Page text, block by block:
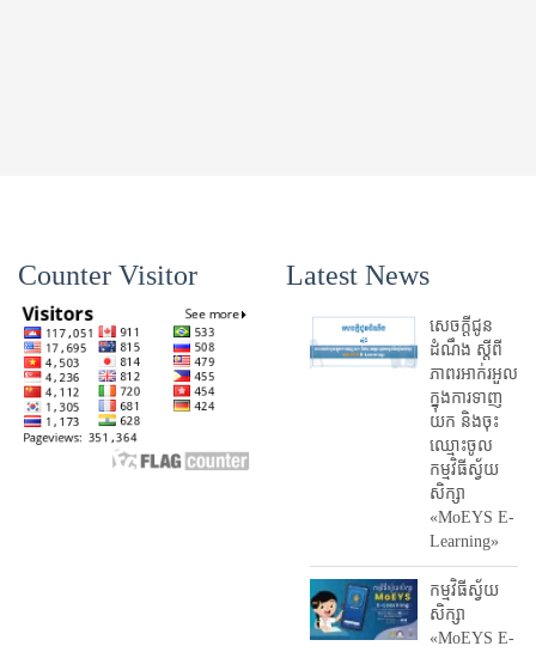
Counter Visitor Latest News
សេចក្តីជូន
ដំណឹង ស្តី​ពី
ភាព​រអាក់រអួល​
ក្នុងការ​ទាញ​
យក និង​ចុះ​
ឈ្មោះ​ចូល​
កម្មវិធី​ស្វ័យ
សិក្សា
«MoEYS E-
Learning»
កម្មវិធីស្វ័យ
សិក្សា
«MoEYS E-